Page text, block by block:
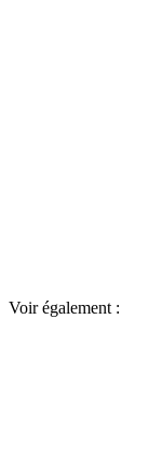
Voir également :